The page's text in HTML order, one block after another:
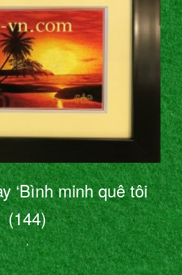
‘Bình minh quê tôi
(144)
’